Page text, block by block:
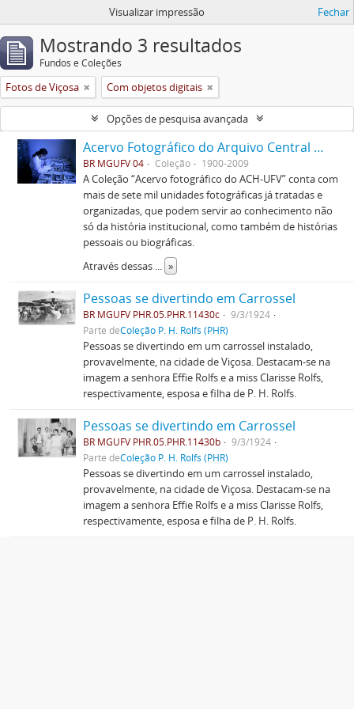
Visualizar impressão Fechar
Mostrando 3 resultados
Fundos e Coleções
Fotos de Viçosa Com objetos digitais
Opções de pesquisa avançada
Acervo Fotográfico do Arquivo Central Histórico da UFV
BR MGUFV 04 Coleção 1900-2009
A Coleção “Acervo fotográfico do ACH-UFV” conta com
mais de sete mil unidades fotográficas já tratadas e
organizadas, que podem servir ao conhecimento não
só da história institucional, como também de histórias
pessoais ou biográficas.
Através dessas ... »
Pessoas se divertindo em Carrossel
BR MGUFV PHR.05.PHR.11430c
9/3/1924
Parte deColeção P. H. Rolfs (PHR)
Pessoas se divertindo em um carrossel instalado,
provavelmente, na cidade de Viçosa. Destacam-se na
imagem a senhora Effie Rolfs e a miss Clarisse Rolfs,
respectivamente, esposa e filha de P. H. Rolfs.
Pessoas se divertindo em Carrossel
BR MGUFV PHR.05.PHR.11430b
9/3/1924
Parte deColeção P. H. Rolfs (PHR)
Pessoas se divertindo em um carrossel instalado,
provavelmente, na cidade de Viçosa. Destacam-se na
imagem a senhora Effie Rolfs e a miss Clarisse Rolfs,
respectivamente, esposa e filha de P. H. Rolfs.